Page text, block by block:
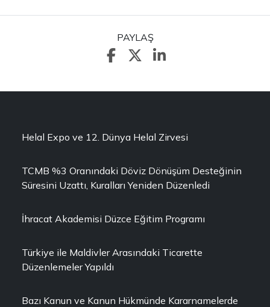
PAYLAŞ
Helal Expo ve 12. Dünya Helal Zirvesi
TCMB %3 Oranındaki Döviz Dönüşüm Desteğinin
Süresini Uzattı, Kuralları Yeniden Düzenledi
İhracat Akademisi Düzce Eğitim Programı
Türkiye ile Maldivler Arasındaki Ticarette
Düzenlemeler Yapıldı
Bazı Kanun ve Kanun Hükmünde Kararnamelerde